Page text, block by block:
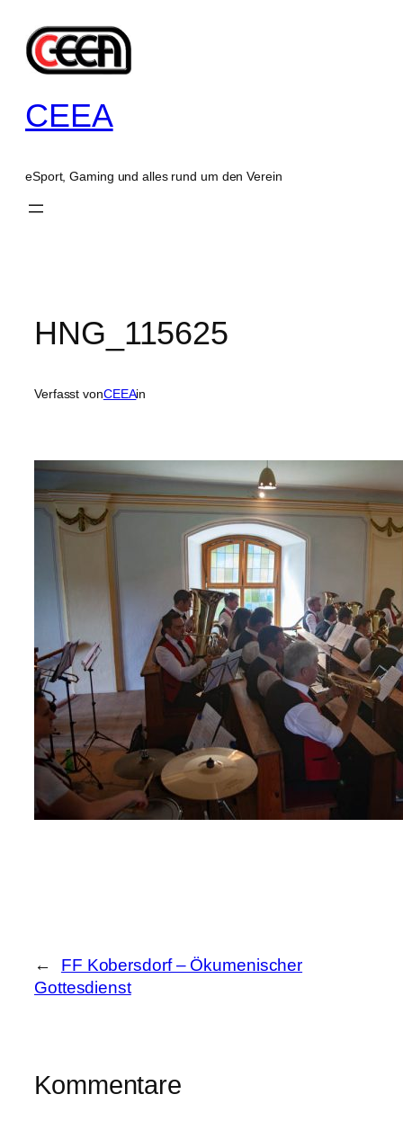
Inhalt
springen
CEEA
eSport, Gaming und alles rund um den Verein
HNG_115625
Verfasst vonCEEAin
←
FF Kobersdorf – Ökumenischer
Gottesdienst
Kommentare